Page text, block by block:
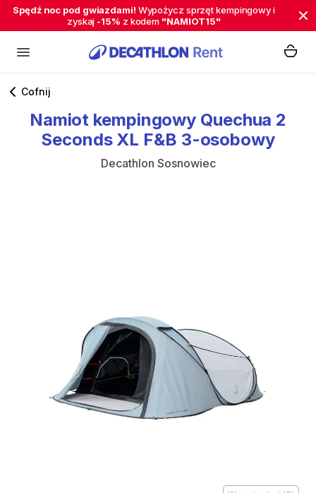
Spędź noc pod gwiazdami! Wypożycz sprzęt kempingowy i
zyskaj -15% z kodem "NAMIOT15"
Cofnij
Namiot kempingowy Quechua 2
Seconds XL F&B 3-osobowy
Decathlon Sosnowiec